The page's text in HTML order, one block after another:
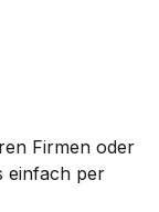
Firmen oder
einfach per